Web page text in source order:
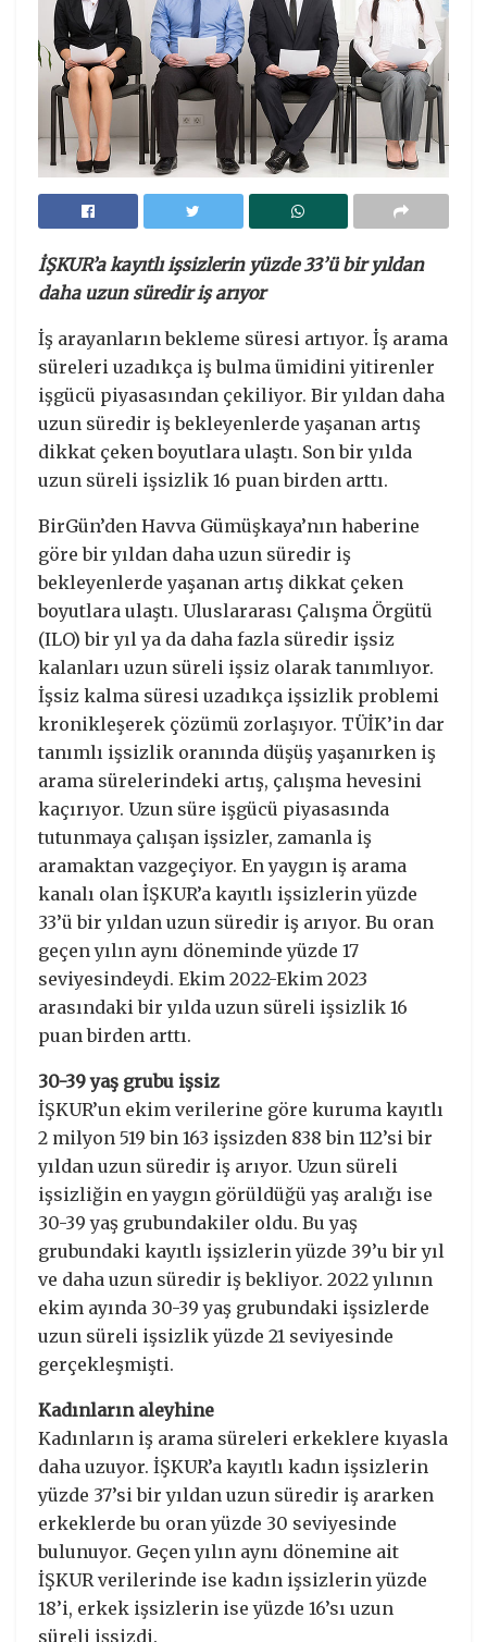
İŞKUR’a kayıtlı işsizlerin yüzde 33’ü bir yıldan
daha uzun süredir iş arıyor
İş arayanların bekleme süresi artıyor. İş arama
süreleri uzadıkça iş bulma ümidini yitirenler
işgücü piyasasından çekiliyor. Bir yıldan daha
uzun süredir iş bekleyenlerde yaşanan artış
dikkat çeken boyutlara ulaştı. Son bir yılda
uzun süreli işsizlik 16 puan birden arttı.
BirGün’den Havva Gümüşkaya’nın haberine
göre bir yıldan daha uzun süredir iş
bekleyenlerde yaşanan artış dikkat çeken
boyutlara ulaştı. Uluslararası Çalışma Örgütü
(ILO) bir yıl ya da daha fazla süredir işsiz
kalanları uzun süreli işsiz olarak tanımlıyor.
İşsiz kalma süresi uzadıkça işsizlik problemi
kronikleşerek çözümü zorlaşıyor. TÜİK’in dar
tanımlı işsizlik oranında düşüş yaşanırken iş
arama sürelerindeki artış, çalışma hevesini
kaçırıyor. Uzun süre işgücü piyasasında
tutunmaya çalışan işsizler, zamanla iş
aramaktan vazgeçiyor. En yaygın iş arama
kanalı olan İŞKUR’a kayıtlı işsizlerin yüzde
33’ü bir yıldan uzun süredir iş arıyor. Bu oran
geçen yılın aynı döneminde yüzde 17
seviyesindeydi. Ekim 2022-Ekim 2023
arasındaki bir yılda uzun süreli işsizlik 16
puan birden arttı.
30-39 yaş grubu işsiz
İŞKUR’un ekim verilerine göre kuruma kayıtlı
2 milyon 519 bin 163 işsizden 838 bin 112’si bir
yıldan uzun süredir iş arıyor. Uzun süreli
işsizliğin en yaygın görüldüğü yaş aralığı ise
30-39 yaş grubundakiler oldu. Bu yaş
grubundaki kayıtlı işsizlerin yüzde 39’u bir yıl
ve daha uzun süredir iş bekliyor. 2022 yılının
ekim ayında 30-39 yaş grubundaki işsizlerde
uzun süreli işsizlik yüzde 21 seviyesinde
gerçekleşmişti.
Kadınların aleyhine
Kadınların iş arama süreleri erkeklere kıyasla
daha uzuyor. İŞKUR’a kayıtlı kadın işsizlerin
yüzde 37’si bir yıldan uzun süredir iş ararken
erkeklerde bu oran yüzde 30 seviyesinde
bulunuyor. Geçen yılın aynı dönemine ait
İŞKUR verilerinde ise kadın işsizlerin yüzde
18’i, erkek işsizlerin ise yüzde 16’sı uzun
süreli işsizdi.